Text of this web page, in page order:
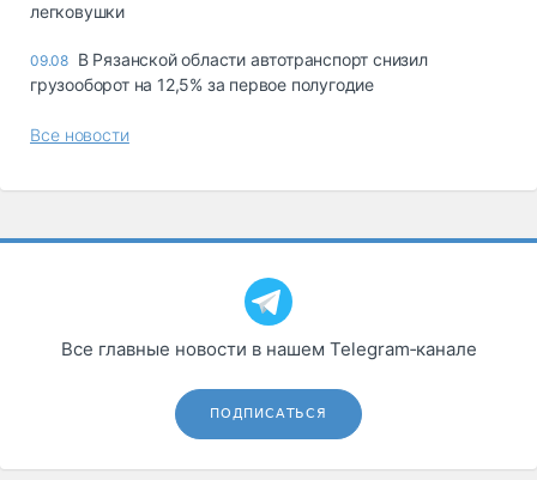
легковушки
09.08 В Рязанской области автотранспорт снизил
грузооборот на 12,5% за первое полугодие
Все новости
Все главные новости в нашем Telegram‑канале
ПОДПИСАТЬСЯ